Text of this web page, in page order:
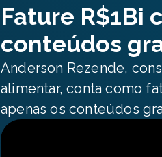
Fature R$1Bi
conteúdos
Anderson Rezende,
alimentar, conta como
apenas os conteúdos